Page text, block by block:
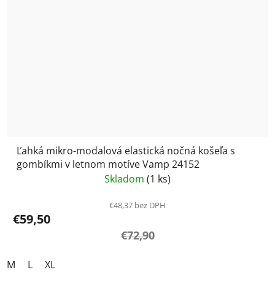
Ľahká mikro-modalová elastická nočná košeľa s
gombíkmi v letnom motíve Vamp 24152
Skladom (1 ks)
€48,37 bez DPH
€59,50
€72,90
M L XL